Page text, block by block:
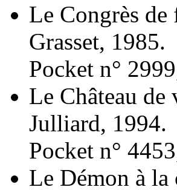
Le Congrès
Grasset, 1985.
Pocket n°
Le Château de
Julliard, 1994.
Pocket n°
Le Démon à la